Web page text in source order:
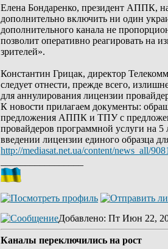
Елена Бондаренко, президент АППК,
дополнительно включить ни один
дополнительного канала не
позволит оперативно реагировать на
зрителей».
Константин Грицак, директор
следует отнести, прежде всего,
для аннулирования лицензии
К новости прилагаем документы:
предложения АППК и ТПУ с
провайдеров программной услуги на
введении лицензии единого образца
http://mediasat.net.ua/content/news_all/
Добавлено: Пт Июн 22,
Каналы переключились на рост